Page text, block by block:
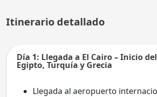
Itinerario detallado
Día 1: Llegada a El Cairo – Inicio
Egipto, Turquía y Grecia
Llegada al aeropuerto